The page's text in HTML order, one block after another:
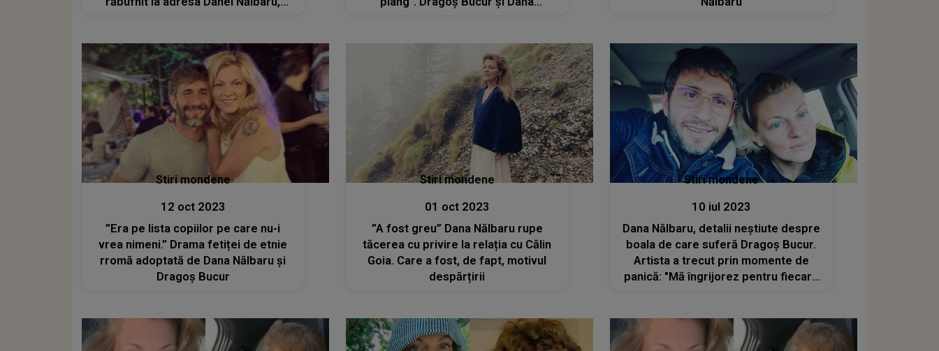
Stiri mondene
12 oct 2023
”Era pe lista copiilor pe care nu-i
vrea nimeni.” Drama fetiței de etnie
rromă adoptată de Dana Nălbaru și
Dragoș Bucur
Stiri mondene
01 oct 2023
”A fost greu” Dana Nălbaru rupe
tăcerea cu privire la relația cu Călin
Goia. Care a fost, de fapt, motivul
despărțirii
Stiri mondene
10 iul 2023
Dana Nălbaru, detalii neștiute despre
boala de care suferă Dragoș Bucur.
Artista a trecut prin momente de
panică: "Mă îngrijorez pentru fiecare